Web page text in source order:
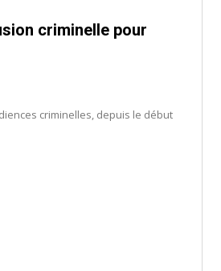
criminelle pour
criminelles, depuis le début